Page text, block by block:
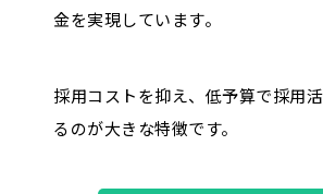
金を実現しています。
採用コストを抑え、低予算で採用
るのが大きな特徴です。